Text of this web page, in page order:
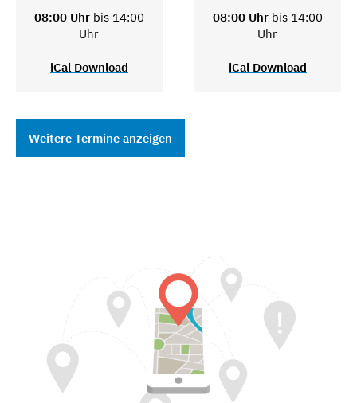
08:00 Uhr bis 14:00
Uhr
iCal Download
08:00 Uhr bis 14:00
Uhr
iCal Download
Weitere Termine anzeigen